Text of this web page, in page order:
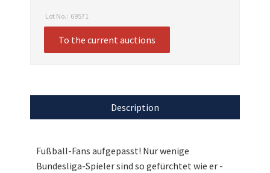
Lot No.: 69571
To the current auctions
Description
Fußball-Fans aufgepasst! Nur wenige
Bundesliga-Spieler sind so gefürchtet wie er -